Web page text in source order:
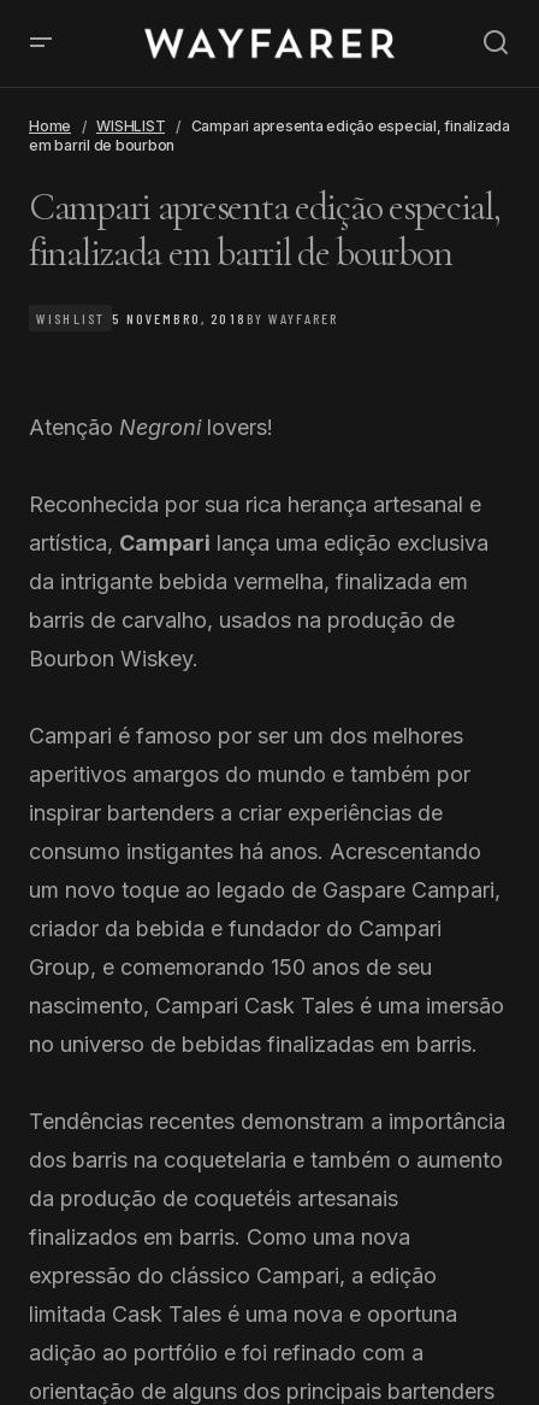
Home WISHLIST
Campari apresenta edição especial, finalizada
em barril de bourbon
Campari apresenta edição especial,
finalizada em barril de bourbon
WISHLIST 5 NOVEMBRO, 2018 BY WAYFARER
Atenção Negronilovers!
Reconhecida por sua rica herança artesanal e
artística, Campari lança uma edição exclusiva
da intrigante bebida vermelha, finalizada em
barris de carvalho, usados na produção de
Bourbon Wiskey.
Campari é famoso por ser um dos melhores
aperitivos amargos do mundo e também por
inspirar bartenders a criar experiências de
consumo instigantes há anos. Acrescentando
um novo toque ao legado de Gaspare Campari,
criador da bebida e fundador do Campari
Group, e comemorando 150 anos de seu
nascimento, Campari Cask Tales é uma imersão
no universo de bebidas finalizadas em barris.
Tendências recentes demonstram a importância
dos barris na coquetelaria e também o aumento
da produção de coquetéis artesanais
finalizados em barris. Como uma nova
expressão do clássico Campari, a edição
limitada Cask Tales é uma nova e oportuna
adição ao portfólio e foi refinado com a
orientação de alguns dos principais bartenders